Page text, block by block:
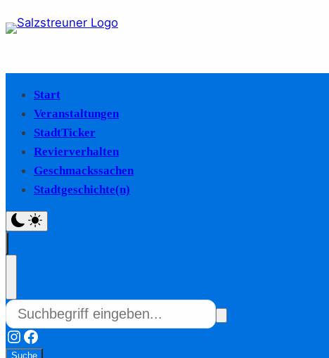
Start
Veranstaltungen
StadtTicker
Revierverhalten
Geschmackssachen
Stadtgeschichte(n)
Instagram
Facebook
Suche